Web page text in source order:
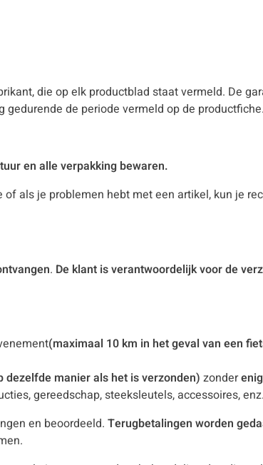
die op elk productblad staat vermeld. De
de periode vermeld op de productfiche.
en alle verpakking bewaren.
als je problemen hebt met een artikel, kun je
. De klant is verantwoordelijk voor de
(maximaal 10 km in het geval van een
manier als het is verzonden) zonder
gereedschap, steeksleutels, accessoires, enz.
en beoordeeld. Terugbetalingen worden